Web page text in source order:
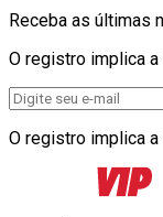
Receba as últimas
O registro implica
O registro implica